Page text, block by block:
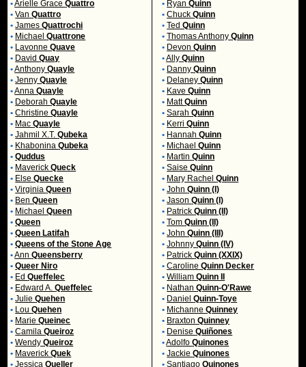
•Arielle GraceQuattro
• VanQuattro
• JamesQuattrochi
• MichaelQuattrone
• LavonneQuave
• DavidQuay
•AnthonyQuayle
• JennyQuayle
•AnnaQuayle
• DeborahQuayle
• ChristineQuayle
• MacQuayle
• Jahmil X.T.Qubeka
• KhaboninaQubeka
• Quddus
• MaverickQueck
• ElseQuecke
• VirginiaQueen
• BenQueen
• MichaelQueen
• Queen
• Queen Latifah
• Queens of the Stone Age
•AnnQueensberry
• Queer Niro
• EdQueffelec
• Edward A.Queffelec
• JulieQuehen
• LouQuehen
• MarieQueinec
• CamilaQueiroz
• WendyQueiroz
• MaverickQuek
• JessicaQueller
• RyanQuinn
• ChuckQuinn
• TedQuinn
• Thomas AnthonyQuinn
• DevonQuinn
•AllyQuinn
• DannyQuinn
• DelaneyQuinn
• KaveQuinn
• MattQuinn
• SarahQuinn
• KerriQuinn
• HannahQuinn
• MichaelQuinn
• MartinQuinn
• SaiseQuinn
• Mary RachelQuinn
• JohnQuinn (I)
• JasonQuinn (I)
• PatrickQuinn (II)
• TomQuinn (II)
• JohnQuinn (III)
• JohnnyQuinn (IV)
• PatrickQuinn (XXIX)
• CarolineQuinn Decker
• WilliamQuinn II
• NathanQuinn-O'Rawe
• DanielQuinn-Toye
• MichanneQuinney
• BraxtonQuinney
• DeniseQuiñones
•AdolfoQuinones
• JackieQuinones
• SantiagoQuinones